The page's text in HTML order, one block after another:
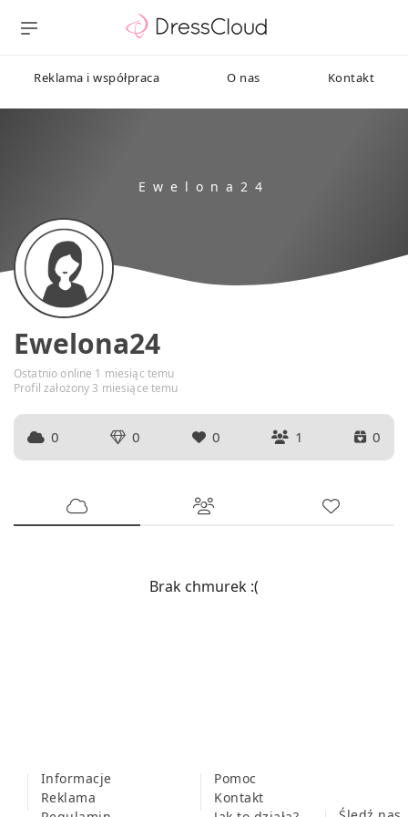
Reklama i współpraca O nas Kontakt
Ewelona24
Ostatnio online 1 miesiąc temu
Profil założony 3 miesiące temu
0 0 0 1 0
Brak chmurek :(
Informacje
Reklama
Pomoc
Kontakt